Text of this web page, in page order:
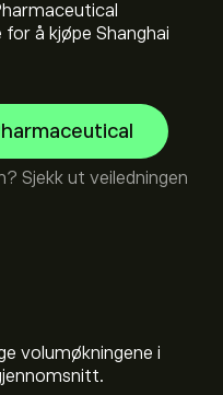
volumøkningene i
for å kjøpe Shanghai
Sjekk ut veiledningen